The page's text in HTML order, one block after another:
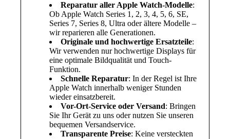
Reparatur aller Apple Watch-Modelle:
Ob Apple Watch Series 1, 2, 3, 4, 5, 6, SE,
Series 7, Series 8, Ultra oder ältere Modelle –
wir reparieren alle Generationen.
Originale und hochwertige Ersatzteile:
Wir verwenden nur hochwertige Displays für
eine optimale Bildqualität und Touch-
Funktion.
Schnelle Reparatur: In der Regel ist Ihre
Apple Watch innerhalb weniger Stunden
wieder einsatzbereit.
Vor-Ort-Service oder Versand: Bringen
Sie Ihr Gerät zu uns oder nutzen Sie unseren
bequemen Versandservice.
Transparente Preise: Keine versteckten